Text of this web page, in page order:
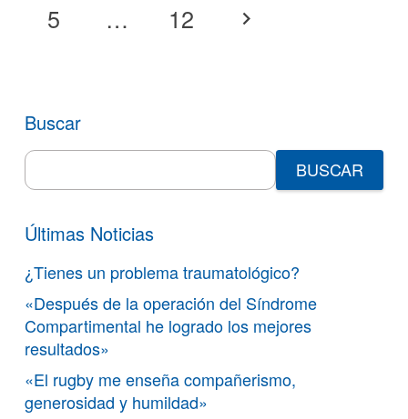
5
… 12
Buscar
Search
for:
Últimas Noticias
¿Tienes un problema traumatológico?
«Después de la operación del Síndrome
Compartimental he logrado los mejores
resultados»
«El rugby me enseña compañerismo,
generosidad y humildad»